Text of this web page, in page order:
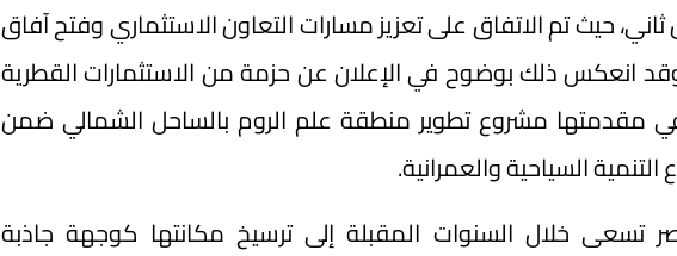
ثاني، حيث تم الاتفاق على تعزيز مسارات التعاون الاستثماري وفتح آفاق
وقد انعكس ذلك بوضوح في الإعلان عن حزمة من الاستثمارات القطرية
مقدمتها مشروع تطوير منطقة علم الروم بالساحل الشمالي ضمن
السياحية والعمرانية.
تسعى خلال السنوات المقبلة إلى ترسيخ مكانتها كوجهة جاذبة